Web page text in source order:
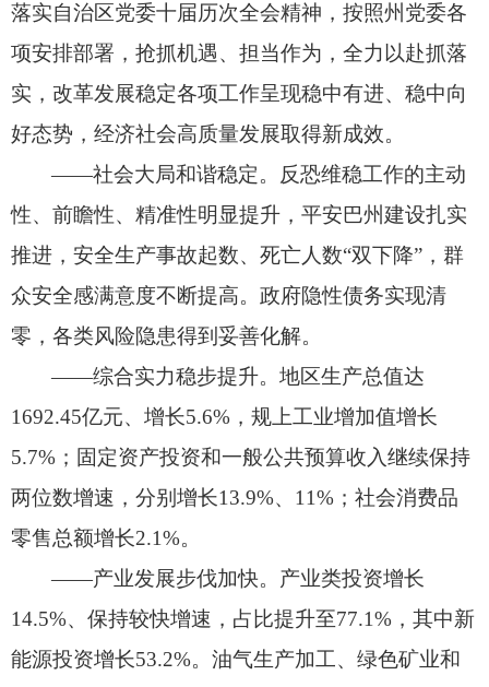
落实自治区党委十届历次全会精神， 按照州党委各
项安排部署， 抢抓机遇、 担当作为， 全力以赴抓落
实， 改革发展稳定各项工作呈现稳中有进、 稳中向
好态势， 经济社会高质量发展取得新成效。
——社会大局和谐稳定。 反恐维稳工作的主动
性、 前瞻性、 精准性明显提升， 平安巴州建设扎实
推进， 安全生产事故起数、 死亡人数“双下降”， 群
众安全感满意度不断提高。 政府隐性债务实现清
零， 各类风险隐患得到妥善化解。
——综合实力稳步提升。地区生产总值达
1692.45亿元、 增长5.6%， 规上工业增加值增长
5.7%； 固定资产投资和一般公共预算收入继续保持
两位数增速， 分别增长13.9%、 11%； 社会消费品
零售总额增长2.1%。
——产业发展步伐加快。 产业类投资增长
14.5%、 保持较快增速， 占比提升至77.1%， 其中新
能源投资增长53.2%。 油气生产加工、 绿色矿业和